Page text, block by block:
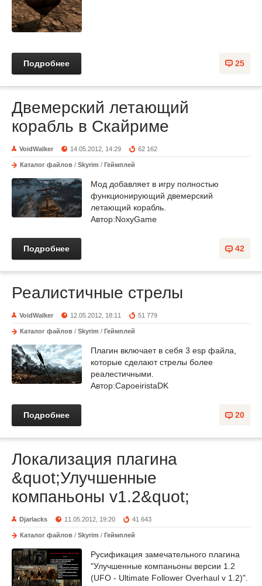
25
Подробнее
Двемерский летающий
корабль в Скайриме
VoidWalker 14.05.2012, 14:29 62 162
Каталог файлов / Skyrim / Геймплей
Мод добавляет в игру полностью
функционирующий двемерский
летающий корабль.
Автор:NoxyGame
42
Подробнее
Реалистичные стрелы
VoidWalker 12.05.2012, 18:11 51 779
Каталог файлов / Skyrim / Геймплей
Плагин включает в себя 3 esp файла,
которые сделают стрелы более
реалестичными.
Автор:CapoeiristaDK
20
Подробнее
Локализация плагина
&quot;Улучшенные
компаньоны v1.2&quot;
Djarlacks 11.05.2012, 19:20 41 643
Каталог файлов / Skyrim / Геймплей
Русификация замечательного плагина
"Улучшенные компаньоны версии 1.2
(UFO - Ultimate Follower Overhaul v 1.2)".